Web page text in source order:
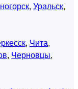
, Уральск,
, Чита,
, Черновцы,